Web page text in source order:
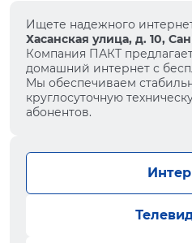
Ищете надежного
Хасанская улица, д. 10,
Компания ПАКТ
домашний интернет с
Мы обеспечиваем
круглосуточную
абонентов.